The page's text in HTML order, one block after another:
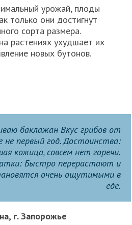
урожай, плоды
только они достигнут
сорта размера.
растениях ухудшает их
новых бутонов.
баклажан Вкус грибов от
не первый год. Достоинства:
кожица, совсем нет горечи.
Быстро перерастают и
очень ощутимыми в
еде.
г. Запорожье